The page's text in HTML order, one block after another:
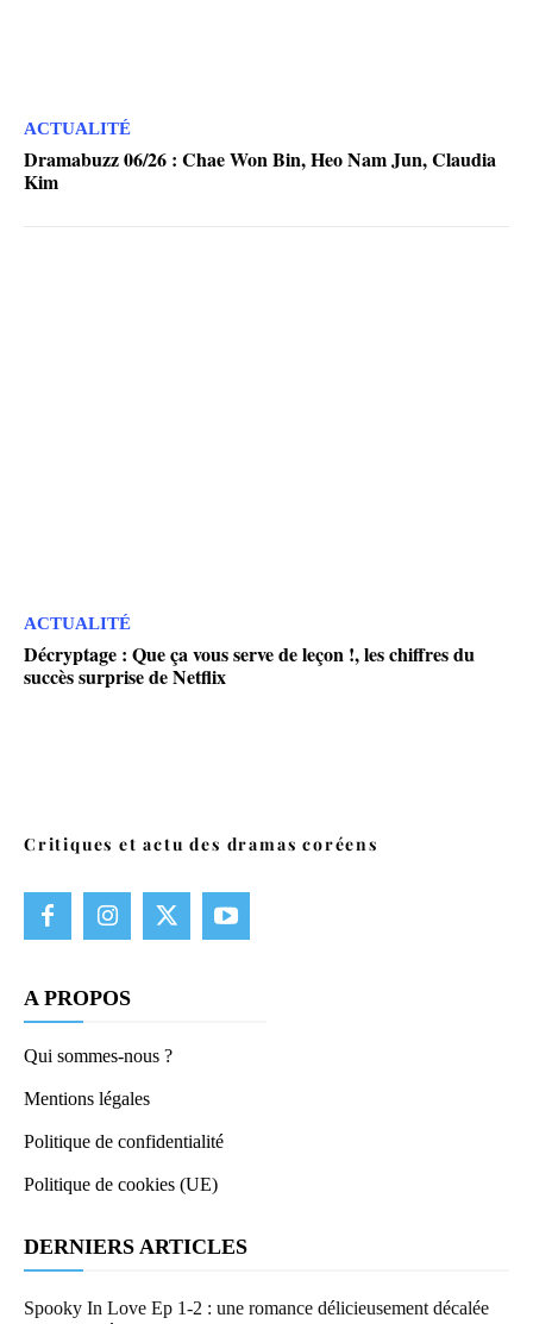
ACTUALITÉ
Dramabuzz 06/26 : Chae Won Bin, Heo Nam Jun, Claudia
Kim
ACTUALITÉ
Décryptage : Que ça vous serve de leçon !, les chiffres du
succès surprise de Netflix
Critiques et actu des dramas coréens
A PROPOS
Qui sommes-nous ?
Mentions légales
Politique de confidentialité
Politique de cookies (UE)
DERNIERS ARTICLES
Spooky In Love Ep 1-2 : une romance délicieusement décalée